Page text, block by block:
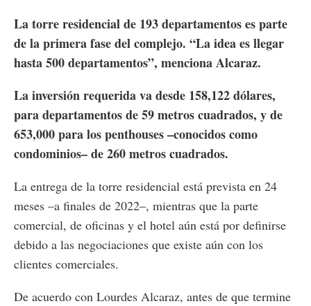
La torre residencial de 193 departamentos es parte
de la primera fase del complejo. “La idea es llegar
hasta 500 departamentos”, menciona Alcaraz.
La inversión requerida va desde 158,122 dólares,
para departamentos de 59 metros cuadrados, y de
653,000 para los penthouses –conocidos como
condominios– de 260 metros cuadrados.
La entrega de la torre residencial está prevista en 24
meses –a finales de 2022–, mientras que la parte
comercial, de oficinas y el hotel aún está por definirse
debido a las negociaciones que existe aún con los
clientes comerciales.
De acuerdo con Lourdes Alcaraz, antes de que termine